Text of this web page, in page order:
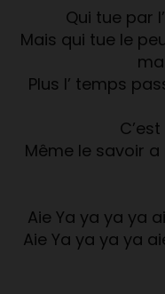
Qui tue par
Mais qui tue le
Plus l’ temps
Même le savoir
Aie Ya ya ya ya
Aie Ya ya ya ya